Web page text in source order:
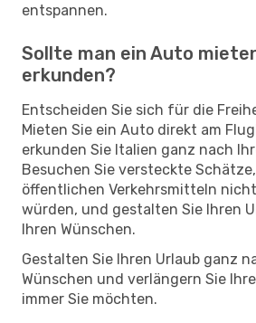
entspannen.
Sollte man ein Auto
erkunden?
Entscheiden Sie sich für die
Mieten Sie ein Auto direkt am
erkunden Sie Italien ganz nach
Besuchen Sie versteckte
öffentlichen Verkehrsmitteln
würden, und gestalten Sie Ihren
Ihren Wünschen.
Gestalten Sie Ihren Urlaub ganz
Wünschen und verlängern Sie
immer Sie möchten.